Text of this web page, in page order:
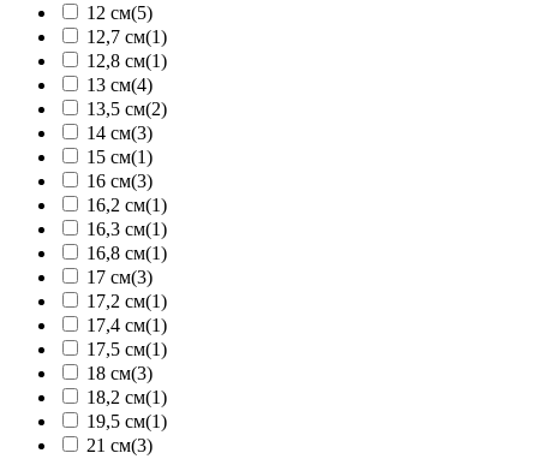
12 см(5)
12,7 см(1)
12,8 см(1)
13 см(4)
13,5 см(2)
14 см(3)
15 см(1)
16 см(3)
16,2 см(1)
16,3 см(1)
16,8 см(1)
17 см(3)
17,2 см(1)
17,4 см(1)
17,5 см(1)
18 см(3)
18,2 см(1)
19,5 см(1)
21 см(3)